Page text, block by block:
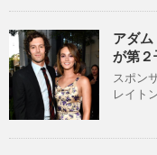
アダ
が第２
スポン
レイト